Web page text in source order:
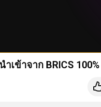
ข้าจาก BRICS 100%